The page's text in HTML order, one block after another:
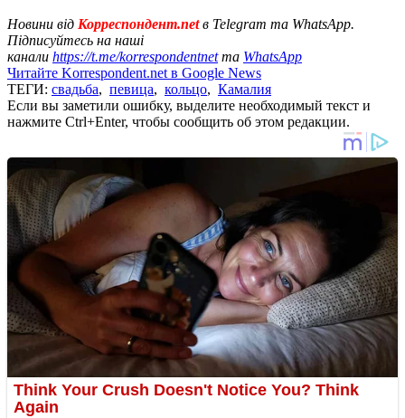
Новини від Корреспондент.netв Telegram та WhatsApp.
Підписуйтесь на наші
канали https://t.me/korrespondentnetта WhatsApp
Читайте Korrespondent.net в Google News
ТЕГИ: свадьба, певица, кольцо, Камалия
Если вы заметили ошибку, выделите необходимый текст и
нажмите Ctrl+Enter, чтобы сообщить об этом редакции.